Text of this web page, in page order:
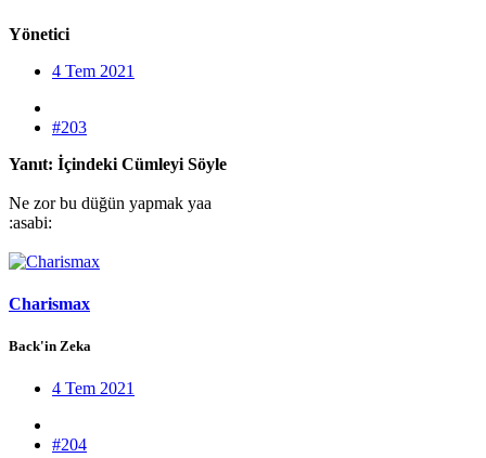
Yönetici
4 Tem 2021
#203
Yanıt: İçindeki Cümleyi Söyle
Ne zor bu düğün yapmak yaa
:asabi:
Charismax
Back'in Zeka
4 Tem 2021
#204